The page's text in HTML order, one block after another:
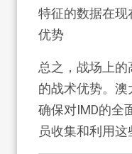
特征的数据在现
优势
总之，战场上
的战术优势。澳
确保对IMD的全
员收集和利用这